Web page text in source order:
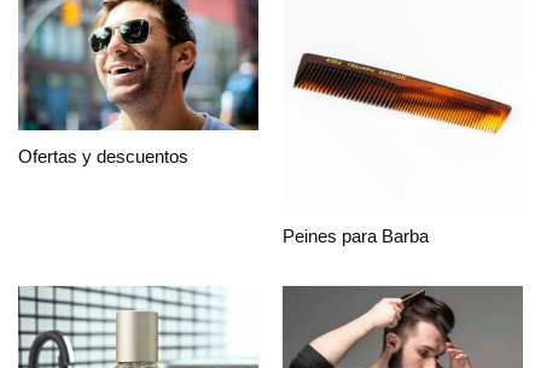
Ofertas y descuentos
Peines para Barba